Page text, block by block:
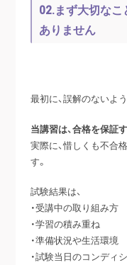
02.まず大切な
ありません
最初に、誤解のないよ
当講習は、合格を保証
実際に、惜しくも不合
す。
試験結果は、
・受講中の取り組み方
・学習の積み重ね
・準備状況や生活環境
・試験当日のコンディ